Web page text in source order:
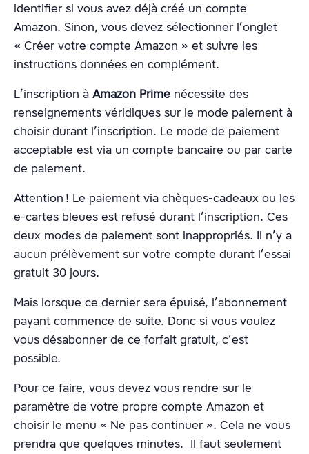
identifier si vous avez déjà créé un compte
Amazon. Sinon, vous devez sélectionner l’onglet
« Créer votre compte Amazon » et suivre les
instructions données en complément.
L’inscription à Amazon Prime nécessite des
renseignements véridiques sur le mode paiement à
choisir durant l’inscription. Le mode de paiement
acceptable est via un compte bancaire ou par carte
de paiement.
Attention ! Le paiement via chèques-cadeaux ou les
e-cartes bleues est refusé durant l’inscription. Ces
deux modes de paiement sont inappropriés. Il n’y a
aucun prélèvement sur votre compte durant l’essai
gratuit 30 jours.
Mais lorsque ce dernier sera épuisé, l’abonnement
payant commence de suite. Donc si vous voulez
vous désabonner de ce forfait gratuit, c’est
possible.
Pour ce faire, vous devez vous rendre sur le
paramètre de votre propre compte Amazon et
choisir le menu « Ne pas continuer ». Cela ne vous
prendra que quelques minutes. Il faut seulement